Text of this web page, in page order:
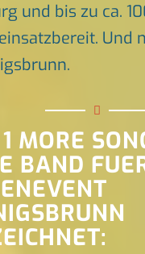
und bis zu ca.
Und
MORE
BAND